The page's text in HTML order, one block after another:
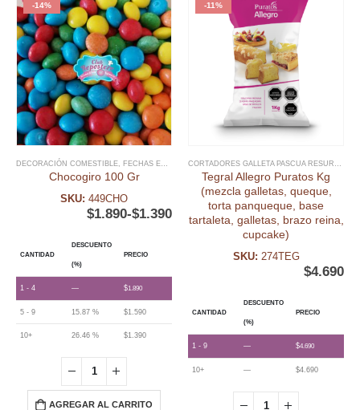
-14%
DECORACIÓN COMESTIBLE, FECHAS ESPECIALES ,MIX SPRINKLES,NAVIDAD, PASCUA
Chocogiro 100 Gr
SKU: 449CHO
$1.390
-
$1.890
CANTIDAD
DESCUENTO
(%)
PRECIO
1 - 4 — $1.890
5 - 9 15.87 % $1.590
10+ 26.46 % $1.390
AGREGAR AL CARRITO
-11%
CORTADORES GALLETA PASCUA RESURRECIÓN
Tegral Allegro Puratos Kg
(mezcla galletas, queque,
torta panqueque, base
tartaleta, galletas, brazo reina,
cupcake)
SKU: 274TEG
$4.690
CANTIDAD
DESCUENTO
(%)
PRECIO
1 - 9 — $4.690
10+ — $4.690